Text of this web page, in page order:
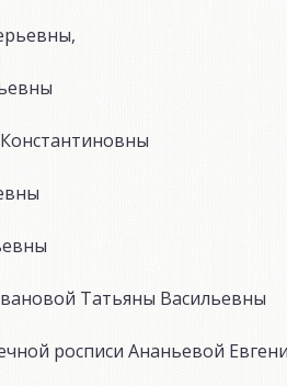
Татьяны Васильевны
росписи Ананьевой